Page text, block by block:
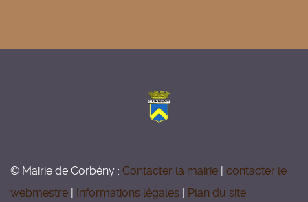
© Mairie de Corbény : Contacter la mairie
contacter le
webmestre
Informations légales Plan du site